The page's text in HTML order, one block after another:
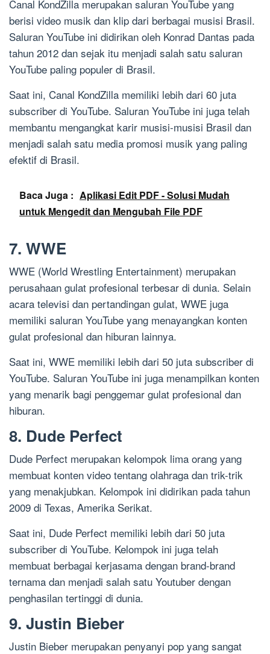
Canal KondZilla merupakan saluran YouTube yang
berisi video musik dan klip dari berbagai musisi Brasil.
Saluran YouTube ini didirikan oleh Konrad Dantas pada
tahun 2012 dan sejak itu menjadi salah satu saluran
YouTube paling populer di Brasil.
Saat ini, Canal KondZilla memiliki lebih dari 60 juta
subscriber di YouTube. Saluran YouTube ini juga telah
membantu mengangkat karir musisi-musisi Brasil dan
menjadi salah satu media promosi musik yang paling
efektif di Brasil.
Baca Juga : Aplikasi Edit PDF - Solusi Mudah
untuk Mengedit dan Mengubah File PDF
7. WWE
WWE (World Wrestling Entertainment) merupakan
perusahaan gulat profesional terbesar di dunia. Selain
acara televisi dan pertandingan gulat, WWE juga
memiliki saluran YouTube yang menayangkan konten
gulat profesional dan hiburan lainnya.
Saat ini, WWE memiliki lebih dari 50 juta subscriber di
YouTube. Saluran YouTube ini juga menampilkan konten
yang menarik bagi penggemar gulat profesional dan
hiburan.
8. Dude Perfect
Dude Perfect merupakan kelompok lima orang yang
membuat konten video tentang olahraga dan trik-trik
yang menakjubkan. Kelompok ini didirikan pada tahun
2009 di Texas, Amerika Serikat.
Saat ini, Dude Perfect memiliki lebih dari 50 juta
subscriber di YouTube. Kelompok ini juga telah
membuat berbagai kerjasama dengan brand-brand
ternama dan menjadi salah satu Youtuber dengan
penghasilan tertinggi di dunia.
9. Justin Bieber
Justin Bieber merupakan penyanyi pop yang sangat